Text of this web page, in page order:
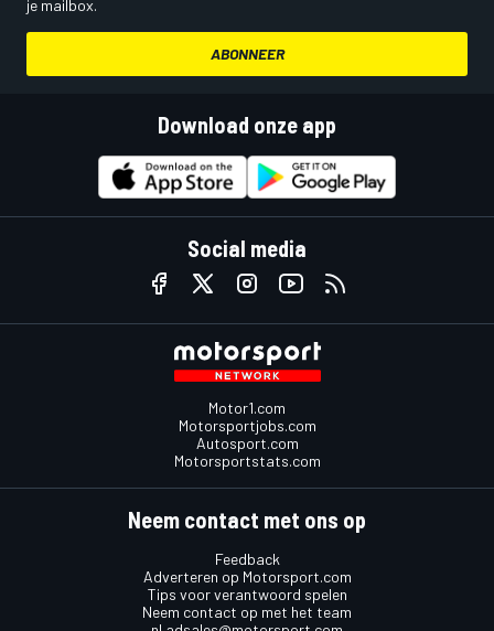
je mailbox.
ABONNEER
Download onze app
Social media
Motor1.com
Motorsportjobs.com
Autosport.com
Motorsportstats.com
Neem contact met ons op
Feedback
Adverteren op Motorsport.com
Tips voor verantwoord spelen
Neem contact op met het team